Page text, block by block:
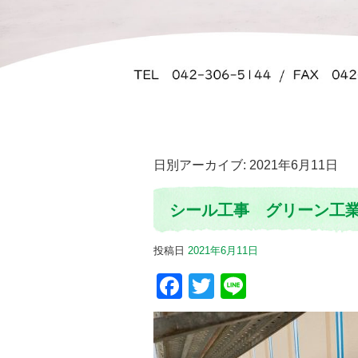
日別アーカイブ: 2021年6月11日
シール工事 グリーン工
投稿日 2021年6月11日
Facebook
Twitter